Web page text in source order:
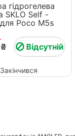
гідрогелева
SKLO Self -
Repair для Poco M5s
Відсутній
Закінчився